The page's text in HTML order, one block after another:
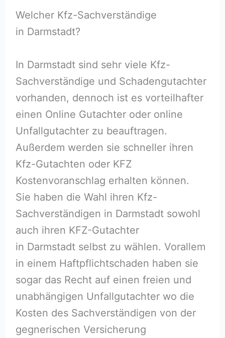
Welcher Kfz-Sachverständige
in Darmstadt?
In Darmstadt sind sehr viele Kfz-
Sachverständige und Schadengutachter
vorhanden, dennoch ist es vorteilhafter
einen Online Gutachter oder online
Unfallgutachter zu beauftragen.
Außerdem werden sie schneller ihren
Kfz-Gutachten oder KFZ
Kostenvoranschlag erhalten können.
Sie haben die Wahl ihren Kfz-
Sachverständigen in Darmstadt sowohl
auch ihren KFZ-Gutachter
in Darmstadt selbst zu wählen. Vorallem
in einem Haftpflichtschaden haben sie
sogar das Recht auf einen freien und
unabhängigen Unfallgutachter wo die
Kosten des Sachverständigen von der
gegnerischen Versicherung